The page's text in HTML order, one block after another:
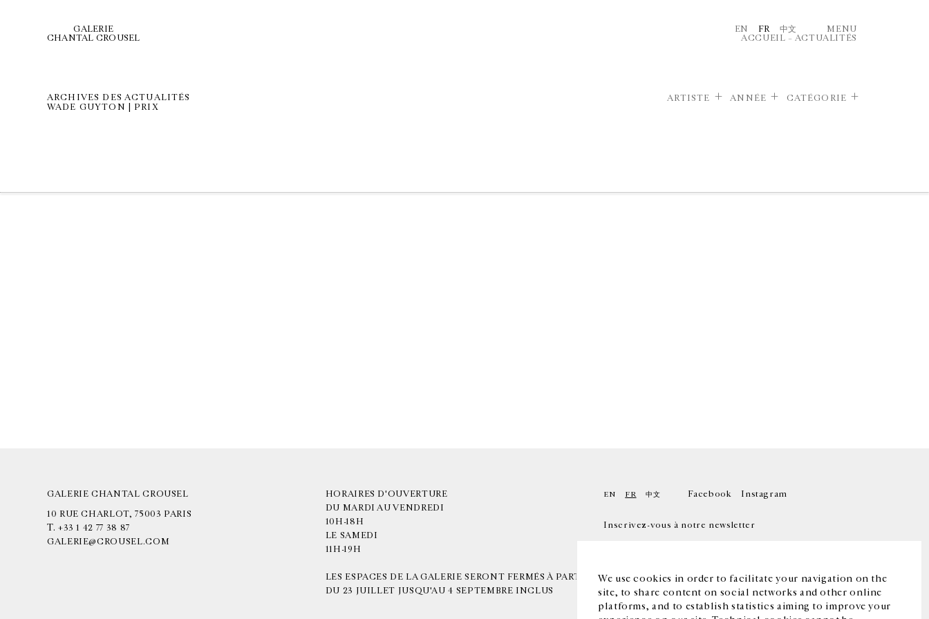
We use cookies in order to facilitate your navigation on the
site, to share content on social networks and other online
platforms, and to establish statistics aiming to improve your
GALERIE
CHANTAL CROUSEL
EN FR 中文
MENU
ACCUEIL – ACTUALITÉS
ARCHIVES DES ACTUALITÉS
WADE GUYTON | PRIX
ARTISTE ANNÉE CATÉGORIE
GALERIE CHANTAL CROUSEL
10 RUE CHARLOT, 75003 PARIS
T. +33 1 42 77 38 87
GALERIE@CROUSEL.COM
HORAIRES D'OUVERTURE
DU MARDI AU VENDREDI
10H-18H
LE SAMEDI
11H-19H
LES ESPACES DE LA GALERIE SERONT FERMÉS À PARTIR
DU 23 JUILLET JUSQU'AU 4 SEPTEMBRE INCLUS
EN FR 中文 Facebook Instagram
Inscrivez-vous à notre newsletter